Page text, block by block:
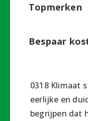
Topmerken
Bespaar
0318 Klimaat
eerlijke en
begrijpen dat